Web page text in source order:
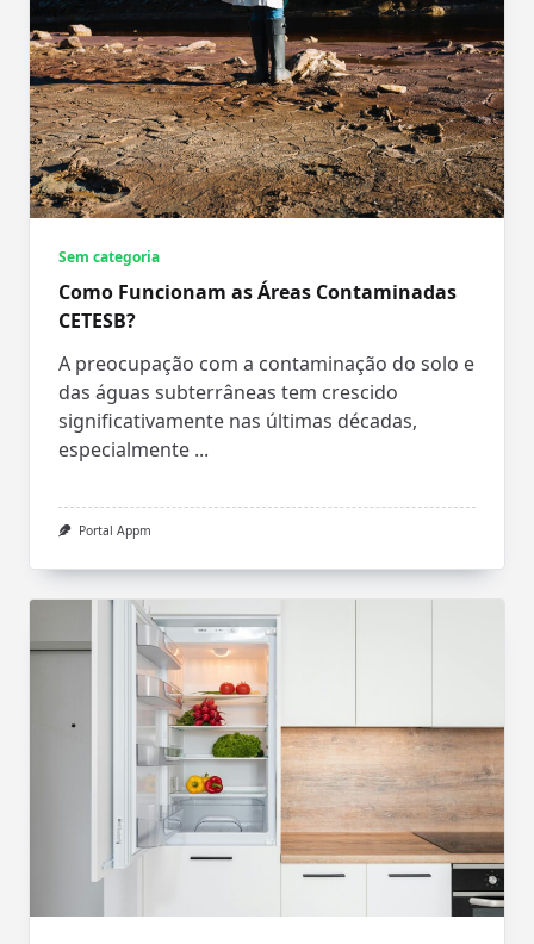
Sem categoria
Como Funcionam as Áreas Contaminadas
CETESB?
A preocupação com a contaminação do solo e
das águas subterrâneas tem crescido
significativamente nas últimas décadas,
especialmente ...
Portal Appm